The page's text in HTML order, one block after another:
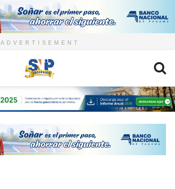
ADVERTISEMENT